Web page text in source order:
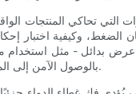
تحاكي المنتجات
الضغط، وكيفية اختبار
عرض بدائل - مثل
بالوصول الآمن إلى المحتويات - ومناقشة حلول التخزين الآمنة التي تُكمل نظام إعادة التدوير.